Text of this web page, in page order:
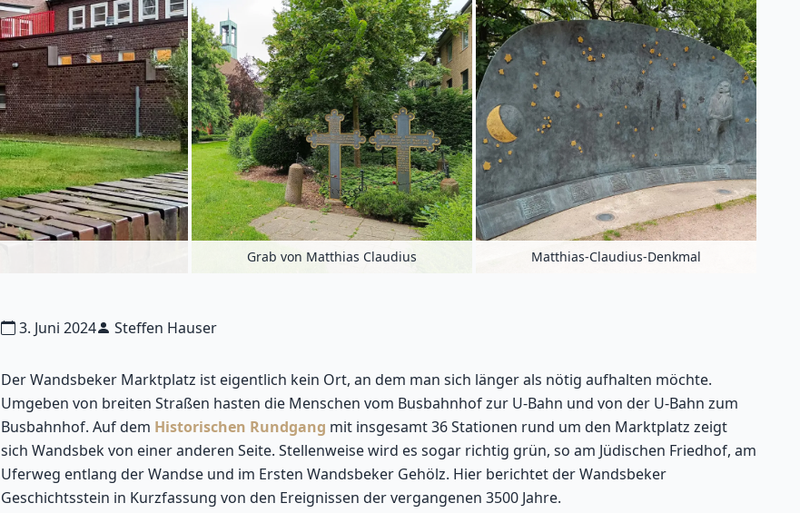
Grab von Matthias Claudius Matthias-Claudius-Denkmal
3. Juni 2024 Steffen Hauser
Der Wandsbeker Marktplatz ist eigentlich kein Ort, an dem man sich länger als nötig aufhalten möchte.
Umgeben von breiten Straßen hasten die Menschen vom Busbahnhof zur U-Bahn und von der U-Bahn zum
Busbahnhof. Auf dem Historischen Rundgang mit insgesamt 36 Stationen rund um den Marktplatz zeigt
sich Wandsbek von einer anderen Seite. Stellenweise wird es sogar richtig grün, so am Jüdischen Friedhof, am
Uferweg entlang der Wandse und im Ersten Wandsbeker Gehölz. Hier berichtet der Wandsbeker
Geschichtsstein in Kurzfassung von den Ereignissen der vergangenen 3500 Jahre.